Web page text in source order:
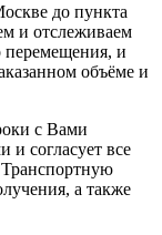
до пункта
и отслеживаем
перемещения, и
объёме и
с Вами
и согласует все
а также